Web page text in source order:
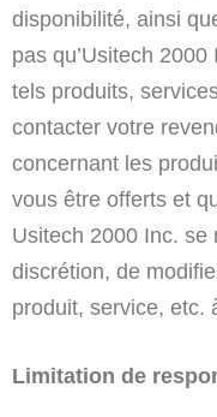
disponibilité, ainsi
pas qu’Usitech
tels produits,
contacter votre
concernant les
vous être offerts et
Usitech 2000 Inc. se
discrétion, de
produit, service, etc.
Limitation de